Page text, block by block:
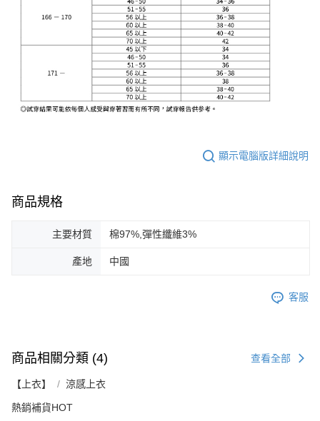
顯示電腦版詳細說明
商品規格
主要材質 棉97%,彈性纖維3%
產地 中國
客服
商品相關分類 (4) 查看全部
【上衣】 涼感上衣
熱銷補貨HOT